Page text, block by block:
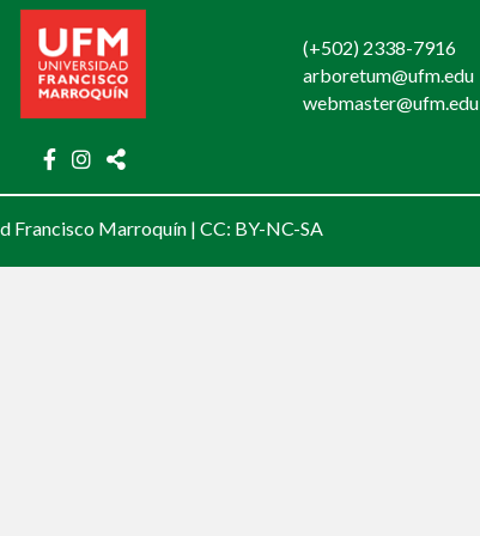
(+502) 2338-7916
arboretum@ufm.edu
webmaster@ufm.edu
Francisco Marroquín | CC: BY-NC-SA